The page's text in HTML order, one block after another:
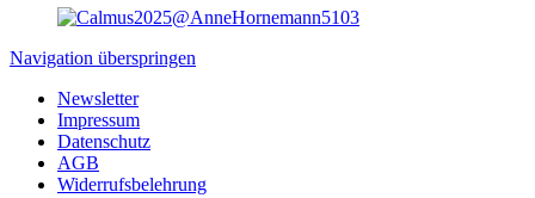
Navigation überspringen
Newsletter
Impressum
Datenschutz
AGB
Widerrufsbelehrung